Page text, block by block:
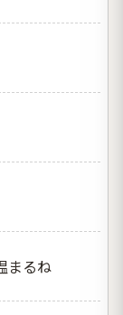
まるね